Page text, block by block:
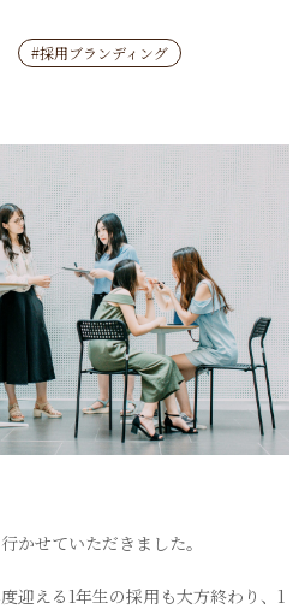
#採用ブランディング
かせていただきました。
迎える1年生の採用も大方終わり、1